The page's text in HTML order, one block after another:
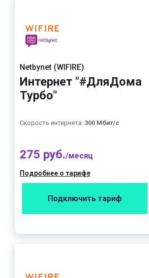
Netbynet (WIFIRE)
Интернет "#ДляДома
Турбо"
Скорость интернета: 300 Мбит/с
275 руб./месяц
Подробнее о тарифе
Подключить тариф